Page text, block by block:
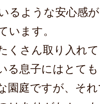
るような安心感
います。
くさん取り入れ
る息子にはとて
園庭ですが、そ